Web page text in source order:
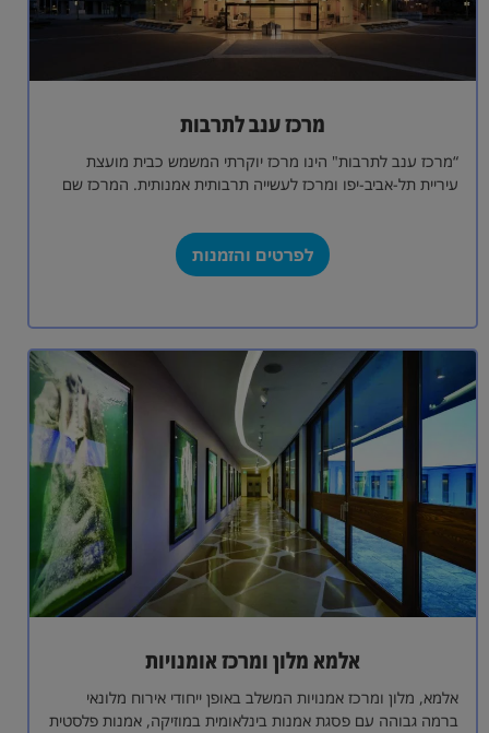
מרכז ענב לתרבות
“מרכז ענב לתרבות" הינו מרכז יוקרתי המשמש כבית מועצת
עיריית תל-אביב-יפו ומרכז לעשייה תרבותית אמנותית. המרכז שם
לפרטים והזמנות
אלמא מלון ומרכז אומנויות
אלמא, מלון ומרכז אמנויות המשלב באופן ייחודי אירוח מלונאי
ברמה גבוהה עם פסגת אמנות בינלאומית במוזיקה, אמנות פלסטית